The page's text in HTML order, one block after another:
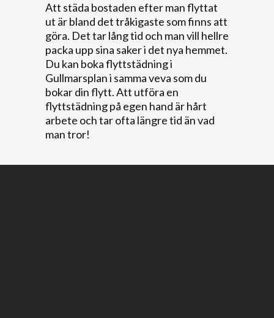
Att städa bostaden efter man flyttat
ut är bland det tråkigaste som finns att
göra. Det tar lång tid och man vill hellre
packa upp sina saker i det nya hemmet.
Du kan boka flyttstädning i
Gullmarsplan i samma veva som du
bokar din flytt. Att utföra en
flyttstädning på egen hand är hårt
arbete och tar ofta längre tid än vad
man tror!